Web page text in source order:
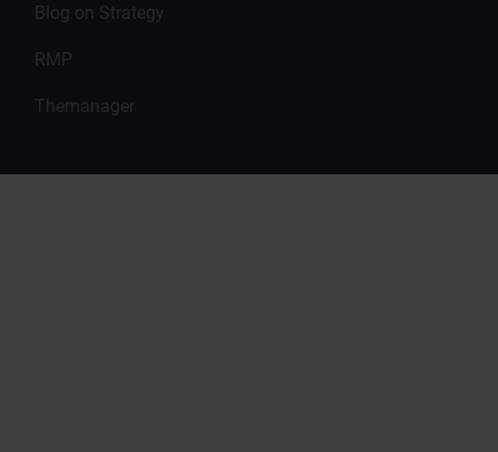
Blog on Strategy
RMP
Themanager